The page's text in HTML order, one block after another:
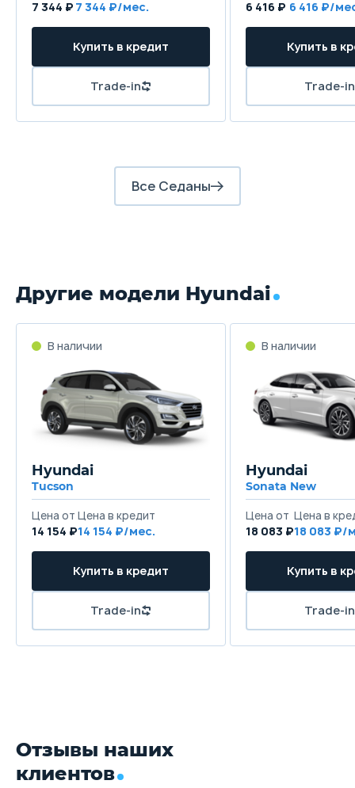
Передние тормоза
Дисковые
Задние тормоза
Дисковые
7 344 ₽ 7 344 ₽/мес.
Купить в кредит
Trade-in
6 416 ₽ 6 416 ₽/
Купить в
Trade-in
Все Седаны
Другие модели Hyundai
В наличии
Hyundai
Tucson
Цена от
14 154 ₽
Цена в кредит
14 154 ₽/мес.
Купить в кредит
Trade-in
В наличии
Hyundai
Sonata New
Цена от
18 083 ₽
Цена в
18 083 ₽/
Купить в
Trade-in
Отзывы наших
клиентов